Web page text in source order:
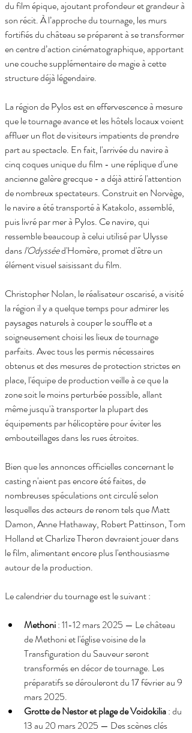
du film épique, ajoutant profondeur et grandeur à
son récit. À l’approche du tournage, les murs
fortifiés du château se préparent à se transformer
en centre d’action cinématographique, apportant
une couche supplémentaire de magie à cette
structure déjà légendaire.
La région de Pylos est en effervescence à mesure
que le tournage avance et les hôtels locaux voient
affluer un flot de visiteurs impatients de prendre
part au spectacle. En fait, l'arrivée du navire à
cinq coques unique du film - une réplique d'une
ancienne galère grecque - a déjà attiré l'attention
de nombreux spectateurs. Construit en Norvège,
le navire a été transporté à Katakolo, assemblé,
puis livré par mer à Pylos. Ce navire, qui
ressemble beaucoup à celui utilisé par Ulysse
dans l'Odyssée d'Homère, promet d'être un
élément visuel saisissant du film.
Christopher Nolan, le réalisateur oscarisé, a visité
la région il y a quelque temps pour admirer les
paysages naturels à couper le souffle et a
soigneusement choisi les lieux de tournage
parfaits. Avec tous les permis nécessaires
obtenus et des mesures de protection strictes en
place, l'équipe de production veille à ce que la
zone soit le moins perturbée possible, allant
même jusqu'à transporter la plupart des
équipements par hélicoptère pour éviter les
embouteillages dans les rues étroites.
Bien que les annonces officielles concernant le
casting n'aient pas encore été faites, de
nombreuses spéculations ont circulé selon
lesquelles des acteurs de renom tels que Matt
Damon, Anne Hathaway, Robert Pattinson, Tom
Holland et Charlize Theron devraient jouer dans
le film, alimentant encore plus l'enthousiasme
autour de la production.
Le calendrier du tournage est le suivant :
Methoni : 11-12 mars 2025 — Le château
de Methoni et l'église voisine de la
Transfiguration du Sauveur seront
transformés en décor de tournage. Les
préparatifs se dérouleront du 17 février au 9
mars 2025.
Grotte de Nestor et plage de Voidokilia : du
13 au 20 mars 2025 — Des scènes clés